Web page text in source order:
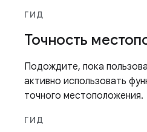
ГИД
Точность
Подождите, пока
активно использовать
точного местоположения.
ГИД